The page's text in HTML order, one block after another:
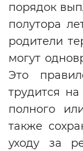
порядок
полутора
родители
могут
Это
трудится
полного
также
уходу за